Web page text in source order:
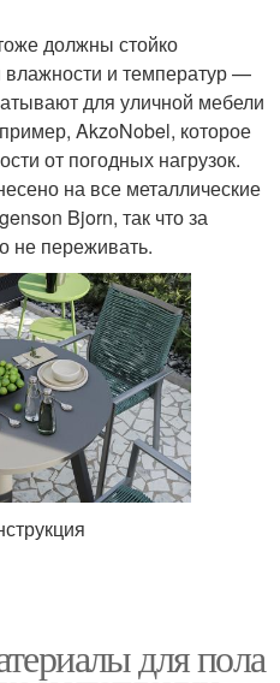
должны стойко
влажности и температур —
для уличной мебели
AkzoNobel, которое
от погодных нагрузок.
на все металлические
Bjorn, так что за
не переживать.
для пола